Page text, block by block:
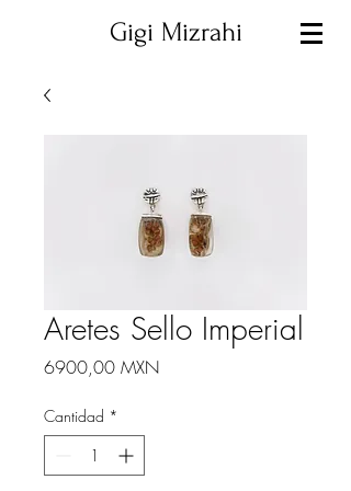
Gigi Mizrahi
Aretes Sello Imperial
6900,00 MXNPrecio
Cantidad *